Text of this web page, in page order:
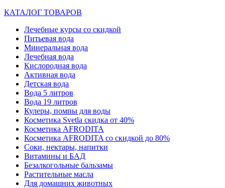
КАТАЛОГ ТОВАРОВ
Лечебные курсы со скидкой
Питьевая вода
Минеральная вода
Лечебная вода
Кислородная вода
Активная вода
Детская вода
Вода 5 литров
Вода 19 литров
Кулеры, помпы для воды
Косметика Svetla скидка от 40%
Косметика AFRODITA
Косметика AFRODITA со скидкой до 80%
Соки, нектары, напитки
Витамины и БАД
Безалкогольные бальзамы
Растительные масла
Для домашних животных